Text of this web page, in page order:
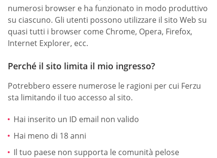
numerosi browser e ha funzionato in modo produttivo
su ciascuno. Gli utenti possono utilizzare il sito Web su
quasi tutti i browser come Chrome, Opera, Firefox,
Internet Explorer, ecc.
Perché il sito limita il mio ingresso?
Potrebbero essere numerose le ragioni per cui Ferzu
sta limitando il tuo accesso al sito.
Hai inserito un ID email non valido
Hai meno di 18 anni
Il tuo paese non supporta le comunità pelose